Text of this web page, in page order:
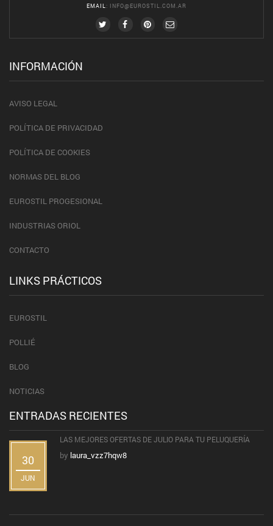
EMAIL : INFO@EUROSTIL.COM.AR
INFORMACIÓN
AVISO LEGAL
POLÍTICA DE PRIVACIDAD
POLÍTICA DE COOKIES
NORMAS DEL BLOG
EUROSTIL PROGESIONAL
INDUSTRIAS ORIOL
CONTACTO
LINKS PRÁCTICOS
EUROSTIL
POLLIÉ
BLOG
NOTICIAS
ENTRADAS RECIENTES
30
JUN
LAS MEJORES OFERTAS DE JULIO PARA TU PELUQUERÍA
by laura_vzz7hqw8